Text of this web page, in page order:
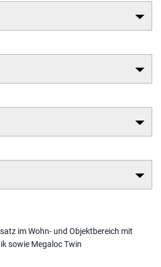
im Wohn- und Objektbereich mit
sowie Megaloc Twin